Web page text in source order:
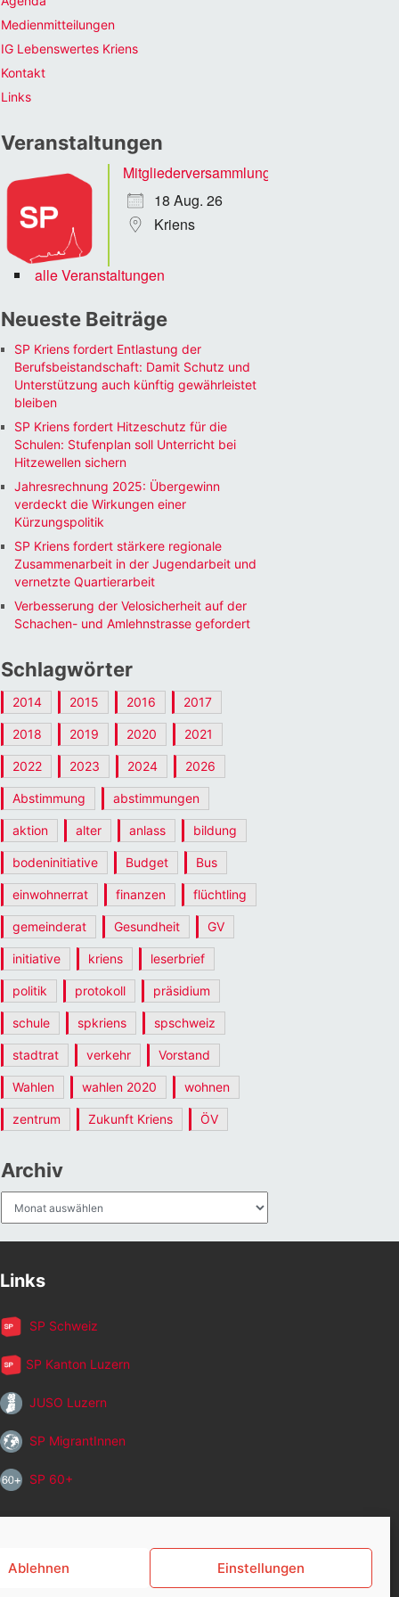
Ablehnen Einstellungen
Medienmitteilungen
IG Lebenswertes Kriens
Kontakt
Links
Veranstaltungen
Mitgliederversammlung
18 Aug. 26
Kriens
alle Veranstaltungen
Neueste Beiträge
SP Kriens fordert Entlastung der
Berufsbeistandschaft: Damit Schutz und
Unterstützung auch künftig gewährleistet
bleiben
SP Kriens fordert Hitzeschutz für die
Schulen: Stufenplan soll Unterricht bei
Hitzewellen sichern
Jahresrechnung 2025: Übergewinn
verdeckt die Wirkungen einer
Kürzungspolitik
SP Kriens fordert stärkere regionale
Zusammenarbeit in der Jugendarbeit und
vernetzte Quartierarbeit
Verbesserung der Velosicherheit auf der
Schachen- und Amlehnstrasse gefordert
Schlagwörter
2014 2015 2016 2017
2018 2019 2020 2021
2022 2023 2024 2026
Abstimmung abstimmungen
aktion alter anlass bildung
bodeninitiative Budget Bus
einwohnerrat finanzen flüchtling
gemeinderat Gesundheit GV
initiative kriens leserbrief
politik protokoll präsidium
schule spkriens spschweiz
stadtrat verkehr Vorstand
Wahlen wahlen 2020 wohnen
zentrum Zukunft Kriens ÖV
Archiv
Links
SP Schweiz
SP Kanton Luzern
JUSO Luzern
SP MigrantInnen
SP 60+